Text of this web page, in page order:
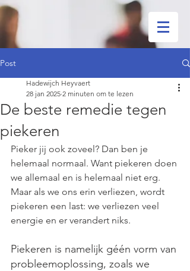
Post
De beste remedie tegen
piekeren
Hadewijch Heyvaert
28 jan 2025 2 minuten om te lezen
Pieker jij ook zoveel? Dan ben je
helemaal normaal. Want piekeren doen
we allemaal en is helemaal niet erg.
Maar als we ons erin verliezen, wordt
piekeren een last: we verliezen veel
energie en er verandert niks.
Piekeren is namelijk géén vorm van
probleemoplossing, zoals we